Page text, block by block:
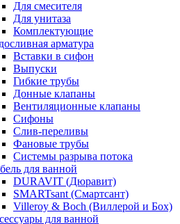
Для смесителя
Для унитаза
Комплектующие
арматура
Вставки в сифон
Выпуски
Гибкие трубы
Донные клапаны
Вентиляционные клапаны
Сифоны
Слив-переливы
Фановые трубы
Системы разрыва потока
для ванной
DURAVIT (Дюравит)
SMARTsant (Смартсант)
Villeroy & Boch (Виллерой и Бох)
для ванной